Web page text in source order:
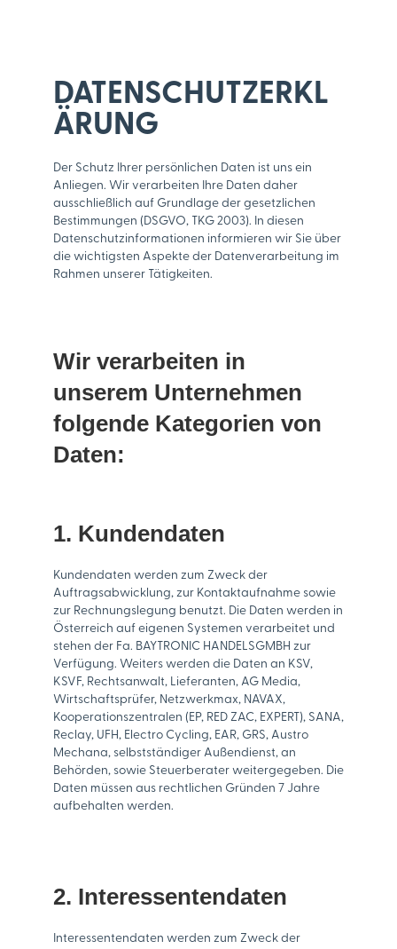
DATENSCHUTZERKL
ÄRUNG
Der Schutz Ihrer persönlichen Daten ist uns ein
Anliegen. Wir verarbeiten Ihre Daten daher
ausschließlich auf Grundlage der gesetzlichen
Bestimmungen (DSGVO, TKG 2003). In diesen
Datenschutzinformationen informieren wir Sie über
die wichtigsten Aspekte der Datenverarbeitung im
Rahmen unserer Tätigkeiten.
Wir verarbeiten in
unserem Unternehmen
folgende Kategorien von
Daten:
1. Kundendaten
Kundendaten werden zum Zweck der
Auftragsabwicklung, zur Kontaktaufnahme sowie
zur Rechnungslegung benutzt. Die Daten werden in
Österreich auf eigenen Systemen verarbeitet und
stehen der Fa. BAYTRONIC HANDELSGMBH zur
Verfügung. Weiters werden die Daten an KSV,
KSVF, Rechtsanwalt, Lieferanten, AG Media,
Wirtschaftsprüfer, Netzwerkmax, NAVAX,
Kooperationszentralen (EP, RED ZAC, EXPERT), SANA,
Reclay, UFH, Electro Cycling, EAR, GRS, Austro
Mechana, selbstständiger Außendienst, an
Behörden, sowie Steuerberater weitergegeben. Die
Daten müssen aus rechtlichen Gründen 7 Jahre
aufbehalten werden.
2. Interessentendaten
Interessentendaten werden zum Zweck der